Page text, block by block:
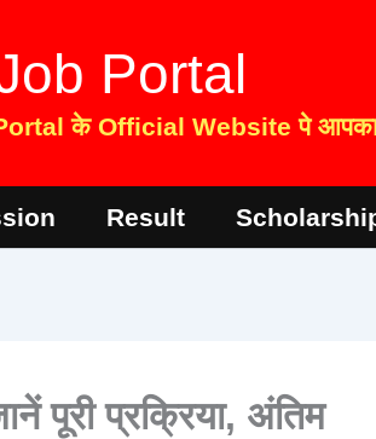
Portal
के Official Website पे आपका
Result
पूरी प्रक्रिया, अंतिम